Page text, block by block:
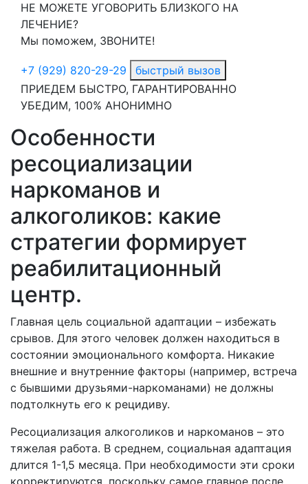
НЕ МОЖЕТЕ УГОВОРИТЬ БЛИЗКОГО НА
ЛЕЧЕНИЕ?
Мы поможем, ЗВОНИТЕ!
+7 (929) 820-29-29
быстрый вызов
ПРИЕДЕМ БЫСТРО, ГАРАНТИРОВАННО
УБЕДИМ, 100% АНОНИМНО
Особенности
ресоциализации
наркоманов и
алкоголиков: какие
стратегии формирует
реабилитационный
центр.
Главная цель социальной адаптации – избежать
срывов. Для этого человек должен находиться в
состоянии эмоционального комфорта. Никакие
внешние и внутренние факторы (например, встреча
с бывшими друзьями-наркоманами) не должны
подтолкнуть его к рецидиву.
Ресоциализация алкоголиков и наркоманов – это
тяжелая работа. В среднем, социальная адаптация
длится 1-1,5 месяца. При необходимости эти сроки
корректируются, поскольку самое главное после